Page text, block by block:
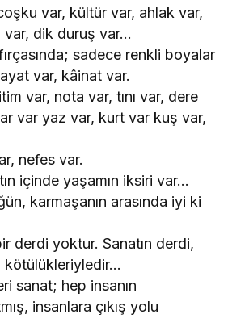
var, kültür var, ahlak var,
var, dik duruş var…
sadece renkli boyalar
var, kâinat var.
var, nota var, tını var, dere
var yaz var, kurt var kuş var,
nefes var.
içinde yaşamın iksiri var…
karmaşanın arasında iyi ki
derdi yoktur. Sanatın derdi,
kötülükleriyledir…
sanat; hep insanın
insanlara çıkış yolu